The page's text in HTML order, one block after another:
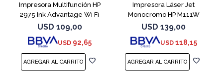
Impresora Multifunción HP
2975 Ink Advantage Wi Fi
USD 109,00
USD 92,65
Impresora Láser Jet
Monocromo HP M111W
USD 139,00
USD 118,15